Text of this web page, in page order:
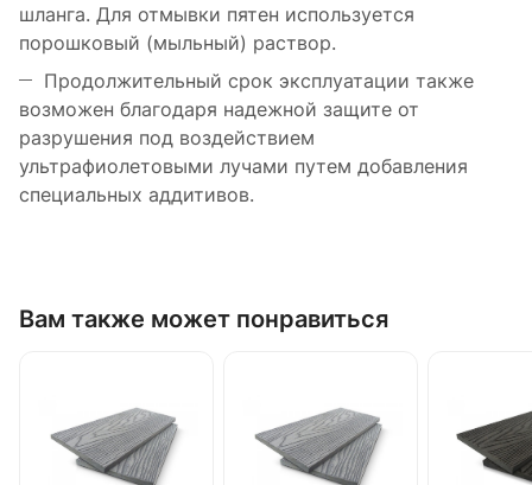
шланга. Для отмывки пятен используется
порошковый (мыльный) раствор.
Продолжительный срок эксплуатации также
возможен благодаря надежной защите от
разрушения под воздействием
ультрафиолетовыми лучами путем добавления
специальных аддитивов.
Вам также может понравиться